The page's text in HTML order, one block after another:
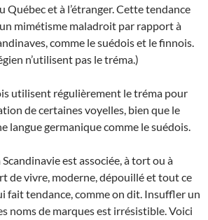
Québec et à l’étranger. Cette tendance
mimétisme maladroit par rapport à
comme le suédois et le finnois.
n’utilisent pas le tréma.)
utilisent régulièrement le tréma pour
de certaines voyelles, bien que le
langue germanique comme le suédois.
est associée, à tort ou à
de vivre, moderne, dépouillé et tout ce
fait tendance, comme on dit. Insuffler un
noms de marques est irrésistible. Voici